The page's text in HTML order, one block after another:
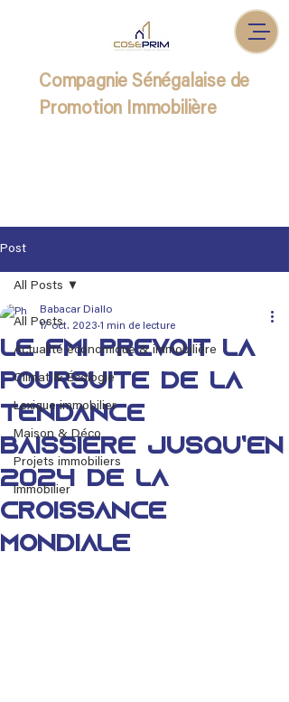
Compagnie Sénégalaise de
Promotion Immobilière
Post
All Posts
Actualité économique & immobilière
Climat & Écologie
Lexique immobilier
Maison & Déco
Projets immobiliers
Immobilier
All Posts
Le FMI prévoit la
poursuite de la
tendance
baissière jusqu’en
2024 de la
croissance
mondiale
Babacar Diallo
17 oct. 2023 1 min de lecture